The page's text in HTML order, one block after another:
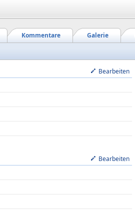
Galerie
Kommentare
Bearbeiten
Bearbeiten